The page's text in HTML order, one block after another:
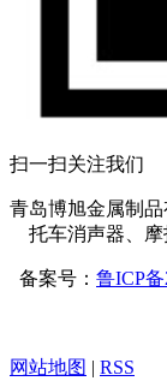
扫一扫关注我们
青岛博旭金属制
托车消声器、摩
备案号： 鲁ICP备
网站地图 | RSS